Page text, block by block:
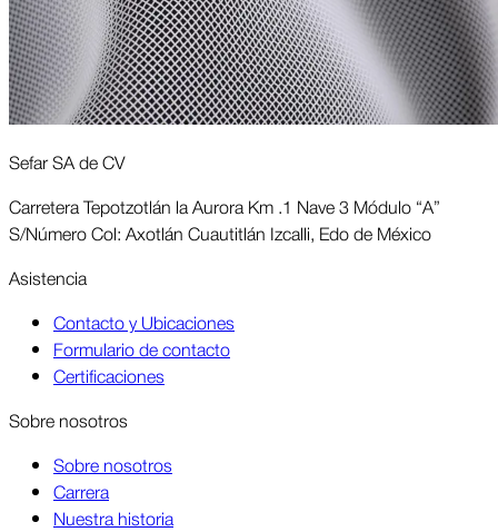
Sefar SA de CV
Carretera Tepotzotlán la Aurora Km .1 Nave 3 Módulo “A”
S/Número Col: Axotlán Cuautitlán Izcalli, Edo de México
Asis­tencia
Contacto y Ubicaciones
Formulario de contacto
Certificaciones
Sobre nosotros
Sobre nosotros
Carrera
Nuestra historia